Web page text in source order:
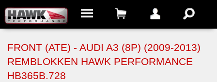
FRONT (ATE) - AUDI A3 (8P) (2009-2013)
REMBLOKKEN HAWK PERFORMANCE
HB365B.728